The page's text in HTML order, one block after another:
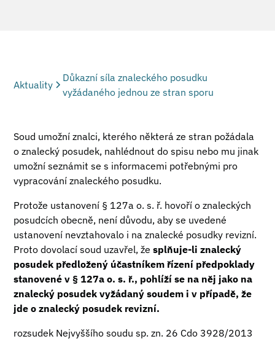
Aktuality
Důkazní síla znaleckého posudku
vyžádaného jednou ze stran sporu
Soud umožní znalci, kterého některá ze stran požádala
o znalecký posudek, nahlédnout do spisu nebo mu jinak
umožní seznámit se s informacemi potřebnými pro
vypracování znaleckého posudku.
Protože ustanovení § 127a o. s. ř. hovoří o znaleckých
posudcích obecně, není důvodu, aby se uvedené
ustanovení nevztahovalo i na znalecké posudky revizní.
Proto dovolací soud uzavřel, žesplňuje-li znalecký
posudek předložený účastníkem řízení předpoklady
stanovené v § 127a o. s. ř., pohlíží se na něj jako na
znalecký posudek vyžádaný soudem i v případě, že
jde o znalecký posudek revizní.
rozsudek Nejvyššího soudu sp. zn. 26 Cdo 3928/2013